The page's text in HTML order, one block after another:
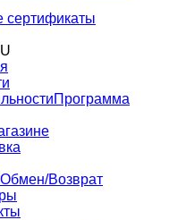
сертификаты
Программа
Обмен/Возврат